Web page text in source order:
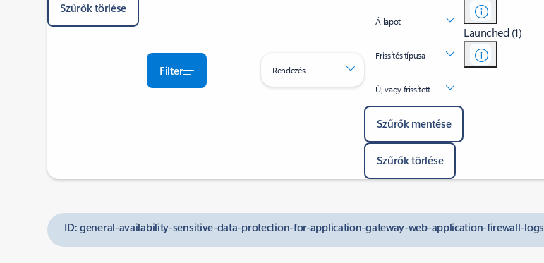
Szűrők törlése
Filter Rendezés
Állapot
Frissítés típusa
Új vagy frissített
Szűrők mentése
Szűrők törlése
Launched (1)
ID: general-availability-sensitive-data-protection-for-application-gateway-web-application-firewall-logs